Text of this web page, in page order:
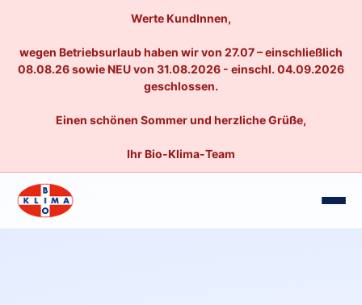
Werte KundInnen,
wegen Betriebsurlaub haben wir von 27.07 – einschließlich
08.08.26 sowie NEU von 31.08.2026 - einschl. 04.09.2026
geschlossen.
Einen schönen Sommer und herzliche Grüße,
Ihr Bio-Klima-Team